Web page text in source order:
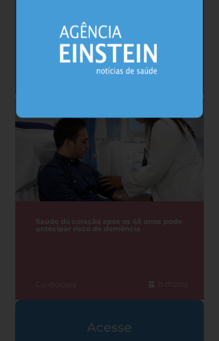
privação do sono, sugere estudo
Saúde do coração após os 45 anos pode
antecipar risco de demência
Cardiologia 25.07.2026
Acesse